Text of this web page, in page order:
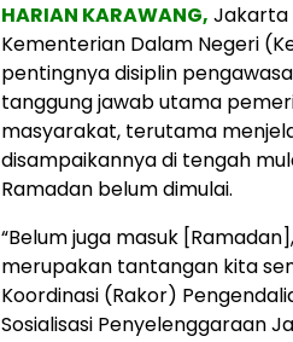
HARIAN KARAWANG, Jakarta
Kementerian Dalam Negeri
pentingnya disiplin
tanggung jawab utama
masyarakat, terutama
disampaikannya di tengah
Ramadan belum dimulai.
“Belum juga masuk
merupakan tantangan kita
Koordinasi (Rakor)
Sosialisasi Penyelenggaraan